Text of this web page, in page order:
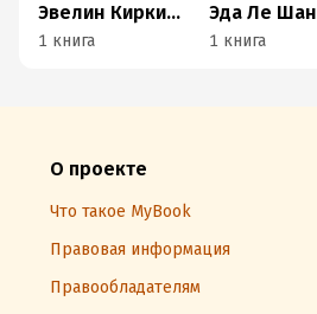
Эвелин Киркилионис
1 книга
Эда Ле Шан
1 книга
О проекте
Что такое MyBook
Правовая информация
Правообладателям